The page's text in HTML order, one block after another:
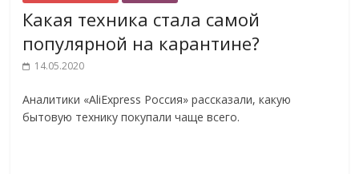
Какая техника стала самой
популярной на карантине?
14.05.2020
Аналитики «AliExpress Россия» рассказали, какую
бытовую технику покупали чаще всего.